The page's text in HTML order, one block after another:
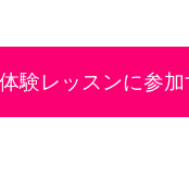
験レッスンに参加